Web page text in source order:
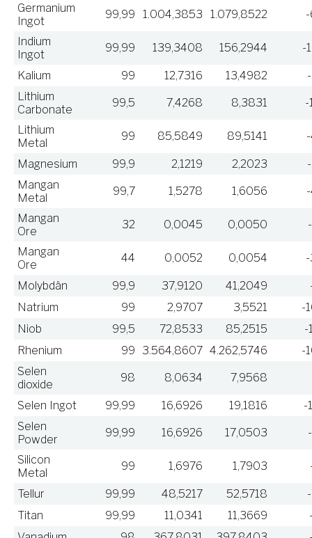
Germanium
Ingot
99,99 1.004,3853 1.079,8522
Indium
Ingot
99,99 139,3408 156,2944 -
Kalium 99 12,7316 13,4982
Lithium
Carbonate
99,5 7,4268 8,3831 -
Lithium
Metal
99 85,5849 89,5141
Magnesium 99,9 2,1219 2,2023
Mangan
Metal
99,7 1,5278 1,6056
Mangan
Ore
32 0,0045 0,0050
Mangan
Ore
44 0,0052 0,0054
Molybdän 99,9 37,9120 41,2049
Natrium
99 2,9707 3,5521
-
Niob
99,5 72,8533 85,2515
-
Rhenium
99 3.564,8607 4.262,5746
-
Selen
dioxide
98 8,0634 7,9568
Selen Ingot 99,99 16,6926 19,1816
-
Selen
Powder
99,99 16,6926 17,0503
Silicon
Metal
99 1,6976 1,7903
Tellur 99,99 48,5217 52,5718
Titan
99,99 11,0341 11,3669